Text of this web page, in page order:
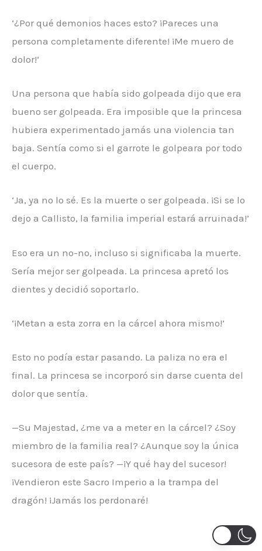
‘¿Por qué demonios haces esto? ¡Pareces una
persona completamente diferente! ¡Me muero de
dolor!’
Una persona que había sido golpeada dijo que era
bueno ser golpeada. Era imposible que la princesa
hubiera experimentado jamás una violencia tan
baja. Sentía como si el garrote le golpeara por todo
el cuerpo.
‘Ja, ya no lo sé. Es la muerte o ser golpeada. ¡Si se lo
dejo a Callisto, la familia imperial estará arruinada!’
Eso era un no-no, incluso si significaba la muerte.
Sería mejor ser golpeada. La princesa apretó los
dientes y decidió soportarlo.
‘¡Metan a esta zorra en la cárcel ahora mismo!’
Esto no podía estar pasando. La paliza no era el
final. La princesa se incorporó sin darse cuenta del
dolor que sentía.
—Su Majestad, ¿me va a meter en la cárcel? ¿Soy
miembro de la familia real? ¿Aunque soy la única
sucesora de este país? —¡Y qué hay del sucesor!
¡Vendieron este Sacro Imperio a la trampa del
dragón! ¡Jamás los perdonaré!